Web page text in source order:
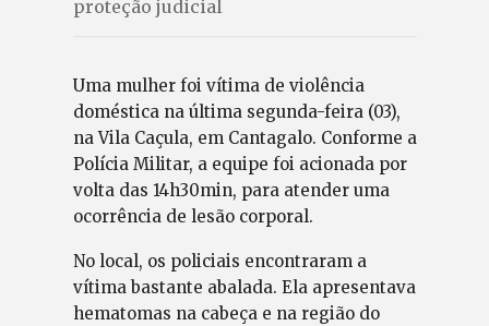
proteção judicial
Uma mulher foi vítima de violência
doméstica na última segunda-feira (03),
na Vila Caçula, em Cantagalo. Conforme a
Polícia Militar, a equipe foi acionada por
volta das 14h30min, para atender uma
ocorrência de lesão corporal.
No local, os policiais encontraram a
vítima bastante abalada. Ela apresentava
hematomas na cabeça e na região do